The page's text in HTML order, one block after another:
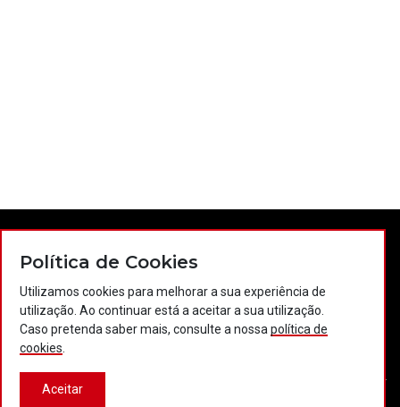
Contactos Política de privacidade
Política de cookies
Projectos Portugal 2020
Política de Cookies
Utilizamos cookies para melhorar a sua experiência de
utilização. Ao continuar está a aceitar a sua utilização.
Caso pretenda saber mais, consulte a nossa política de
cookies
Aceitar